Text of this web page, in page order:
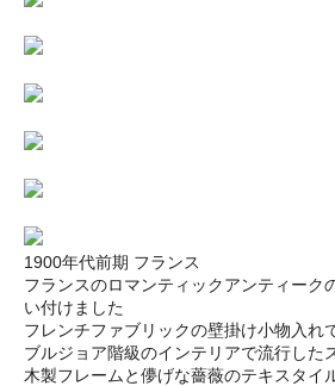
1900年代前期 フランス
フランスのロマンティックアンティーク
い付けました
フレンチファブリックの壁掛け小物入れ
ブルジョア階級のインテリアで流行した
木製フレームと儚げな薔薇のテキスタイル